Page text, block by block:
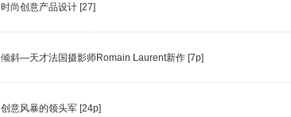
时尚创意产品设计 [27]
倾斜—天才法国摄影师Romain Laurent新作 [7p]
创意风暴的领头军 [24p]